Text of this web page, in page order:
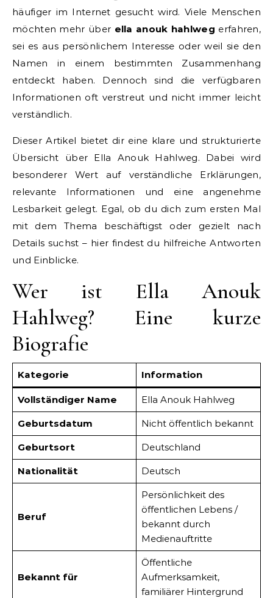
häufiger im Internet gesucht wird. Viele Menschen
möchten mehr über ella anouk hahlweg erfahren,
sei es aus persönlichem Interesse oder weil sie den
Namen in einem bestimmten Zusammenhang
entdeckt haben. Dennoch sind die verfügbaren
Informationen oft verstreut und nicht immer leicht
verständlich.
Dieser Artikel bietet dir eine klare und strukturierte
Übersicht über Ella Anouk Hahlweg. Dabei wird
besonderer Wert auf verständliche Erklärungen,
relevante Informationen und eine angenehme
Lesbarkeit gelegt. Egal, ob du dich zum ersten Mal
mit dem Thema beschäftigst oder gezielt nach
Details suchst – hier findest du hilfreiche Antworten
und Einblicke.
Wer ist Ella Anouk
Hahlweg? Eine kurze
Biografie
Kategorie Information
Vollständiger Name Ella Anouk Hahlweg
Geburtsdatum Nicht öffentlich bekannt
Geburtsort Deutschland
Nationalität Deutsch
Beruf
Persönlichkeit des
öffentlichen Lebens /
bekannt durch
Medienauftritte
Bekannt für
Öffentliche
Aufmerksamkeit,
familiärer Hintergrund